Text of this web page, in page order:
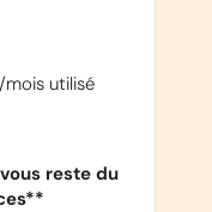
/mois utilisé
reste du